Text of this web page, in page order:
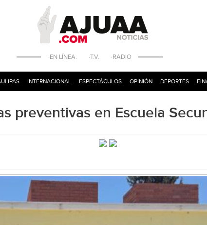
·EN LÍNEA. ·T.V. ·RADIO
INTERNACIONAL ESPECTÁCULOS OPINIÓN DEPORTES
preventivas en Escuela